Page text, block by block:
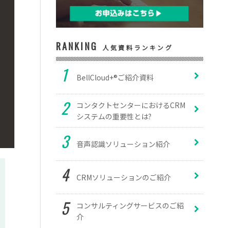
RANKING 人気資料ランキング
BellCloud+®ご紹介資料
コンタクトセンターにおけるCRM
システムの重要性とは?
音声認識ソリューション紹介
CRMソリューションのご紹介
コンサルティングサービスのご紹
介